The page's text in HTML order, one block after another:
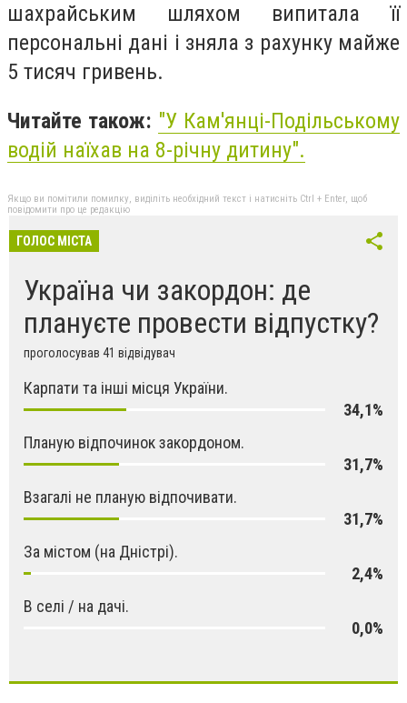
шахрайським шляхом випитала її
персональні дані і зняла з рахунку майже
5 тисяч гривень.
Читайте також: "У Кам'янці-Подільському
водій наїхав на 8-річну дитину".
Якщо ви помітили помилку, виділіть необхідний текст і натисніть Ctrl + Enter, щоб
повідомити про це редакцію
ГОЛОС МІСТА
Україна чи закордон: де
плануєте провести відпустку?
проголосував 41 відвідувач
Карпати та інші місця України.
34,1%
Планую відпочинок закордоном.
31,7%
Взагалі не планую відпочивати.
31,7%
За містом (на Дністрі).
2,4%
В селі / на дачі.
0,0%